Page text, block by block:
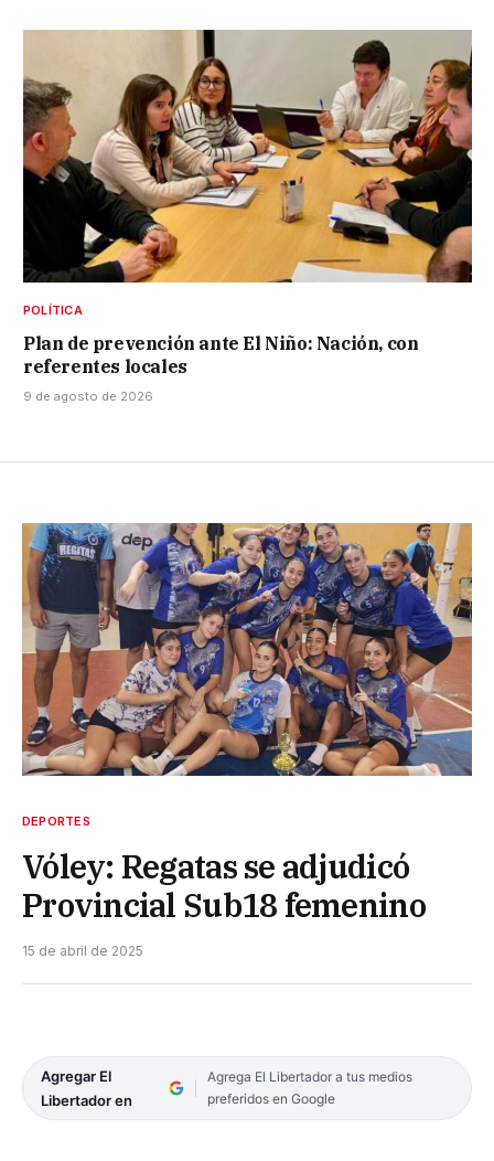
POLÍTICA
Plan de prevención ante El Niño: Nación, con
referentes locales
9 de agosto de 2026
DEPORTES
Vóley: Regatas se adjudicó
Provincial Sub18 femenino
15 de abril de 2025
Agregar El
Libertador en
Agrega El Libertador a tus medios
preferidos en Google